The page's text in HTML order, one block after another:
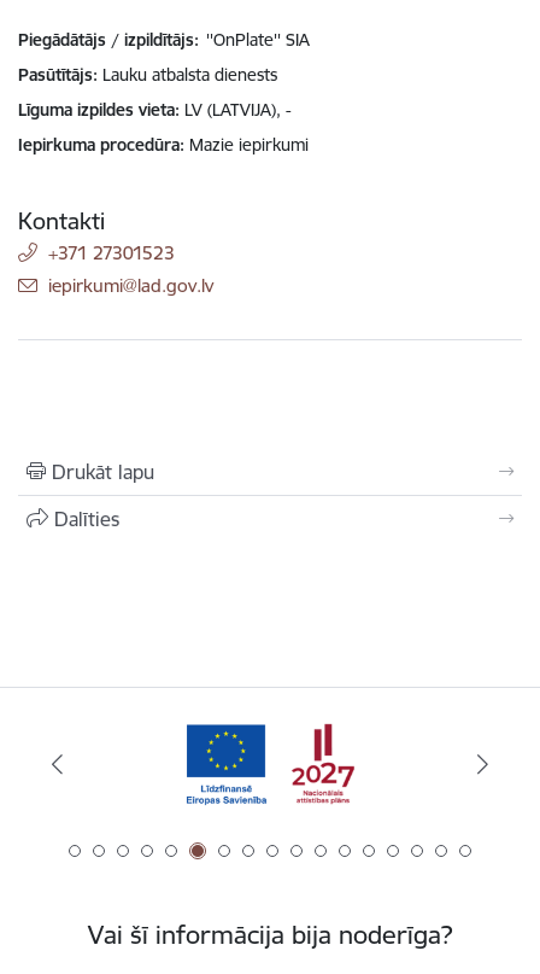
Piegādātājs / izpildītājs: ''OnPlate'' SIA
Pasūtītājs Lauku atbalsta dienests
Līguma izpildes vieta LV (LATVIJA), -
Iepirkuma procedūra Mazie iepirkumi
Kontakti
+371 27301523
E-pasts:
iepirkumi@lad.gov.lv
Drukāt lapu
Dalīties
Vai šī informācija bija noderīga?